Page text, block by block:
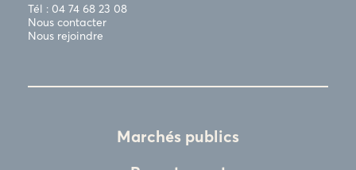
Tél : 04 74 68 23 08
Nous contacter
Nous rejoindre
Marchés publics